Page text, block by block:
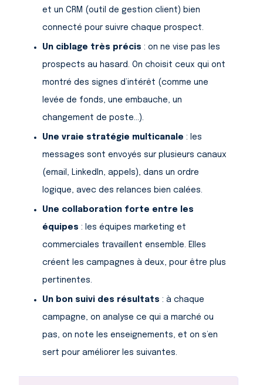
et un CRM (outil de gestion client) bien
connecté pour suivre chaque prospect.
Un ciblage très précis : on ne vise pas les
prospects au hasard. On choisit ceux qui ont
montré des signes d’intérêt (comme une
levée de fonds, une embauche, un
changement de poste…).
Une vraie stratégie multicanale : les
messages sont envoyés sur plusieurs canaux
(email, LinkedIn, appels), dans un ordre
logique, avec des relances bien calées.
Une collaboration forte entre les
équipes : les équipes marketing et
commerciales travaillent ensemble. Elles
créent les campagnes à deux, pour être plus
pertinentes.
Un bon suivi des résultats : à chaque
campagne, on analyse ce qui a marché ou
pas, on note les enseignements, et on s’en
sert pour améliorer les suivantes.